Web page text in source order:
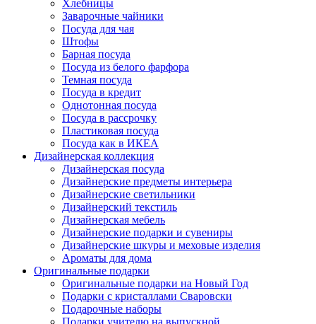
Хлебницы
Заварочные чайники
Посуда для чая
Штофы
Барная посуда
Посуда из белого фарфора
Темная посуда
Посуда в кредит
Однотонная посуда
Посуда в рассрочку
Пластиковая посуда
Посуда как в ИКЕА
Дизайнерская коллекция
Дизайнерская посуда
Дизайнерские предметы интерьера
Дизайнерские светильники
Дизайнерский текстиль
Дизайнерская мебель
Дизайнерские подарки и сувениры
Дизайнерские шкуры и меховые изделия
Ароматы для дома
Оригинальные подарки
Оригинальные подарки на Новый Год
Подарки с кристаллами Сваровски
Подарочные наборы
Подарки учителю на выпускной